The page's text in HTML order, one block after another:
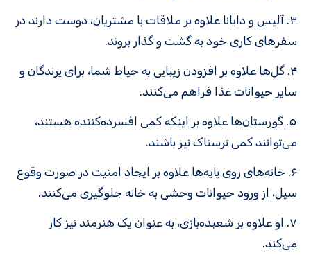
۳. آلیس و دایانا علاوه بر ملاقات با مشتریان، دوست دارند در
سفرهای کاری خود به گشت و گذار بروند.
۴. گل‌ها علاوه بر افزودن زیبایی به حیاط شما، برای پرندگان و
سایر حیوانات غذا فراهم می‌کنند.
۵. گورستان‌ها علاوه بر اینکه کمی افسرده‌کننده هستند،
می‌توانند کمی ترسناک نیز باشند.
۶. خانه‌های روی پایه‌ها علاوه بر ایجاد امنیت در صورت وقوع
سیل، از ورود حیوانات وحشی به خانه جلوگیری می‌کنند.
۷. او علاوه بر شعبده‌بازی، به عنوان یک هنرمند نیز کار
می‌کند.